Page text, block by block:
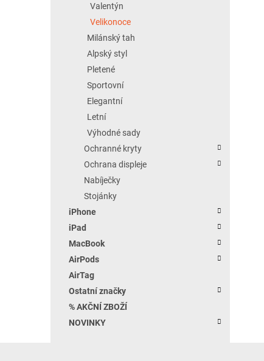
Valentýn
Velikonoce
Milánský tah
Alpský styl
Pletené
Sportovní
Elegantní
Letní
Výhodné sady
Ochranné kryty
Ochrana displeje
Nabíječky
Stojánky
iPhone
iPad
MacBook
AirPods
AirTag
Ostatní značky
% AKČNÍ ZBOŽÍ
NOVINKY